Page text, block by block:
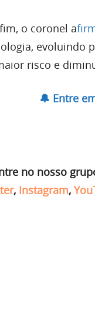
o coronel a
evoluindo
risco e
🔔 Entre
no nosso
, Instagram,